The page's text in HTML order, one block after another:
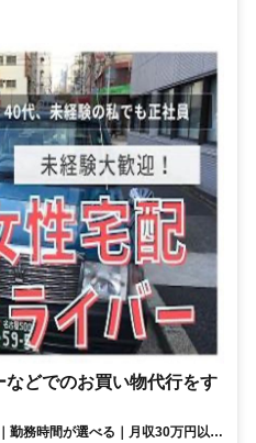
などでのお買い物代行をす
勤務時間が選べる｜月収30万円以上